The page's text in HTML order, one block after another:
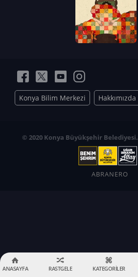
Konya Bilim Merkezi Hakkımızda
© 2020 Konya Büyükşehir Belediyesi.
ABRANERO
ANASAYFA RASTGELE KATEGORİLER